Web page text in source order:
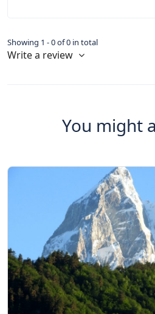
Showing 1 - 0 of 0 in total
Write a review
You might